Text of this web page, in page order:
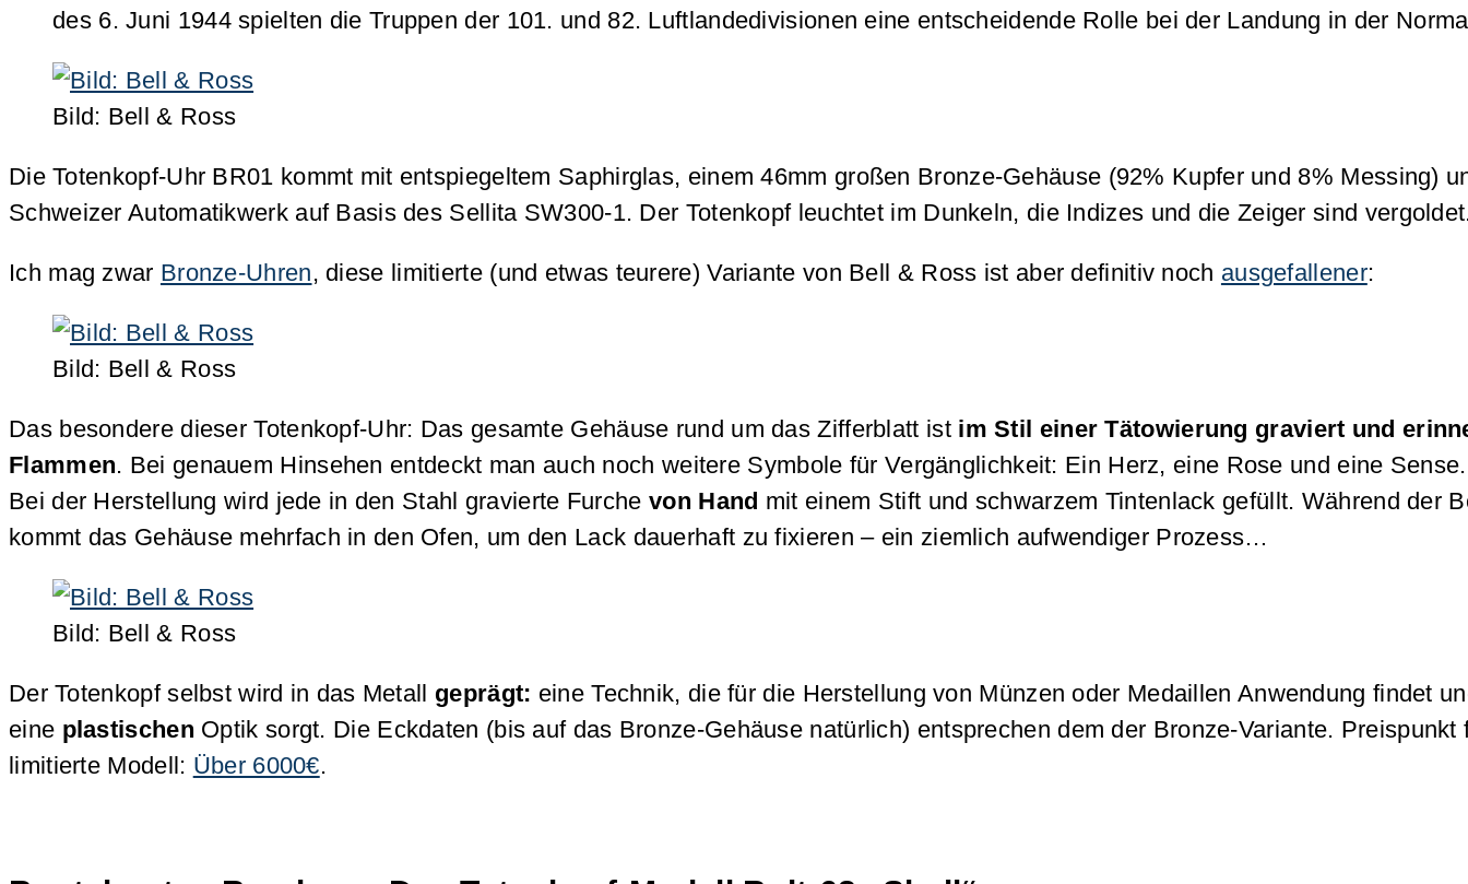
des 6. Juni 1944 spielten die Truppen der 101. und 82. Luftlandedivisionen eine entscheidende Rolle bei der Landung in der
Bild: Bell & Ross
Die Totenkopf-Uhr BR01 kommt mit entspiegeltem Saphirglas, einem 46mm großen Bronze-Gehäuse (92% Kupfer und 8% Messing)
Schweizer Automatikwerk auf Basis des Sellita SW300-1. Der Totenkopf leuchtet im Dunkeln, die Indizes und die Zeiger sind
Ich mag zwar Bronze-Uhren, diese limitierte (und etwas teurere) Variante von Bell & Ross ist aber definitiv noch ausgefallener:
Bild: Bell & Ross
Das besondere dieser Totenkopf-Uhr: Das gesamte Gehäuse rund um das Zifferblatt istim Stil einer Tätowierung graviert und
Flammen. Bei genauem Hinsehen entdeckt man auch noch weitere Symbole für Vergänglichkeit: Ein Herz, eine Rose und eine Sense.
Bei der Herstellung wird jede in den Stahl gravierte Furche von Hand mit einem Stift und schwarzem Tintenlack gefüllt. Während der
kommt das Gehäuse mehrfach in den Ofen, um den Lack dauerhaft zu fixieren – ein ziemlich aufwendiger Prozess…
Bild: Bell & Ross
Der Totenkopf selbst wird in das Metall geprägt: eine Technik, die für die Herstellung von Münzen oder Medaillen Anwendung findet
eine plastischen Optik sorgt. Die Eckdaten (bis auf das Bronze-Gehäuse natürlich) entsprechen dem der Bronze-Variante. Preispunkt
limitierte Modell: Über 6000€.